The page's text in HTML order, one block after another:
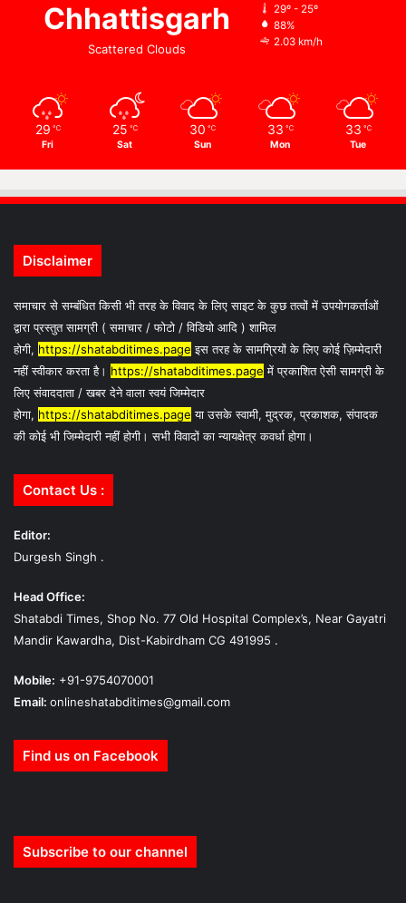
Chhattisgarh
Scattered Clouds
29º - 25º
88%
2.03 km/h
29 ℃
Fri
25 ℃
Sat
30 ℃
Sun
33 ℃
Mon
33 ℃
Tue
Disclaimer
समाचार से सम्बंधित किसी भी तरह के विवाद के लिए साइट के कुछ तत्वों में उपयोगकर्ताओं
द्वारा प्रस्तुत सामग्री ( समाचार / फोटो / विडियो आदि ) शामिल
होगी, https://shatabditimes.page इस तरह के सामग्रियों के लिए कोई ज़िम्मेदारी
नहीं स्वीकार करता है। https://shatabditimes.page में प्रकाशित ऐसी सामग्री के
लिए संवाददाता / खबर देने वाला स्वयं जिम्मेदार
होगा, https://shatabditimes.page या उसके स्वामी, मुद्रक, प्रकाशक, संपादक
की कोई भी जिम्मेदारी नहीं होगी। सभी विवादों का न्यायक्षेत्र कवर्धा होगा।
Contact Us :
Editor:
Durgesh Singh .
Head Office:
Shatabdi Times, Shop No. 77 Old Hospital Complex’s, Near Gayatri
Mandir Kawardha, Dist-Kabirdham CG 491995 .
Mobile: +91-9754070001
Email: onlineshatabditimes@gmail.com
Find us on Facebook
Subscribe to our channel